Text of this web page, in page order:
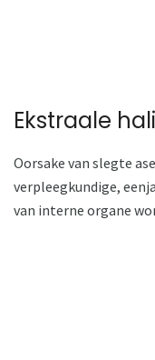
Ekstraale
Oorsake van slegte
verpleegkundige,
van interne organe